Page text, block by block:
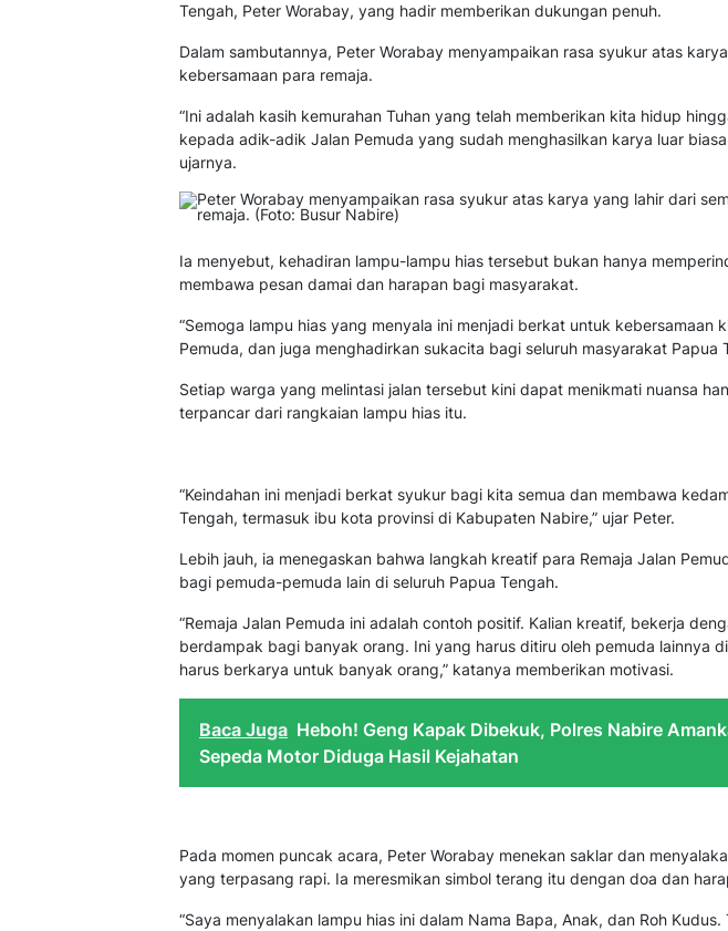
Tengah, Peter Worabay, yang hadir memberikan dukungan penuh.
Dalam sambutannya, Peter Worabay menyampaikan rasa syukur atas
kebersamaan para remaja.
“Ini adalah kasih kemurahan Tuhan yang telah memberikan kita hidup
kepada adik-adik Jalan Pemuda yang sudah menghasilkan karya luar
ujarnya.
Ia menyebut, kehadiran lampu-lampu hias tersebut bukan hanya
membawa pesan damai dan harapan bagi masyarakat.
“Semoga lampu hias yang menyala ini menjadi berkat untuk kebersamaan
Pemuda, dan juga menghadirkan sukacita bagi seluruh masyarakat Papua
Setiap warga yang melintasi jalan tersebut kini dapat menikmati nuansa
terpancar dari rangkaian lampu hias itu.
“Keindahan ini menjadi berkat syukur bagi kita semua dan membawa
Tengah, termasuk ibu kota provinsi di Kabupaten Nabire,” ujar Peter.
Lebih jauh, ia menegaskan bahwa langkah kreatif para Remaja Jalan
bagi pemuda-pemuda lain di seluruh Papua Tengah.
“Remaja Jalan Pemuda ini adalah contoh positif. Kalian kreatif, bekerja
berdampak bagi banyak orang. Ini yang harus ditiru oleh pemuda lainnya
harus berkarya untuk banyak orang,” katanya memberikan motivasi.
Baca Juga Heboh! Geng Kapak Dibekuk, Polres Nabire
Sepeda Motor Diduga Hasil Kejahatan
Pada momen puncak acara, Peter Worabay menekan saklar dan
yang terpasang rapi. Ia meresmikan simbol terang itu dengan doa dan
“Saya menyalakan lampu hias ini dalam Nama Bapa, Anak, dan Roh